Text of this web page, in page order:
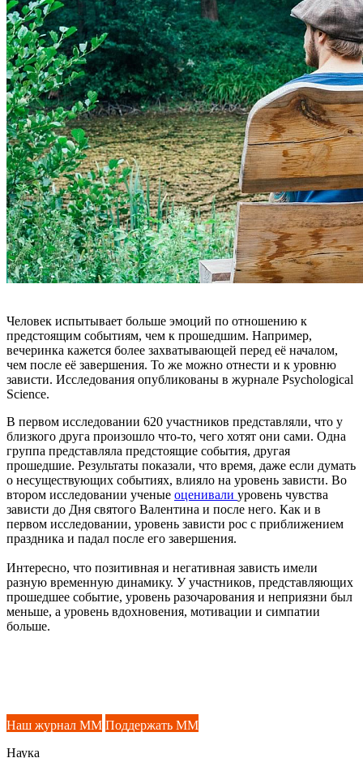
Человек испытывает больше эмоций по отношению к
предстоящим событиям, чем к прошедшим. Например,
вечеринка кажется более захватывающей перед её началом,
чем после её завершения. То же можно отнести и к уровню
зависти. Исследования опубликованы в журнале Psychological
Science.
В первом исследовании 620 участников представляли, что у
близкого друга произошло что-то, чего хотят они сами. Одна
группа представляла предстоящие события, другая
прошедшие. Результаты показали, что время, даже если думать
о несуществующих событиях, влияло на уровень зависти. Во
втором исследовании ученые оценивали уровень чувства
зависти до Дня святого Валентина и после него. Как и в
первом исследовании, уровень зависти рос с приближением
праздника и падал после его завершения.
Интересно, что позитивная и негативная зависть имели
разную временную динамику. У участников, представляющих
прошедшее событие, уровень разочарования и неприязни был
меньше, а уровень вдохновения, мотивации и симпатии
больше.
Наш журнал ММ Поддержать ММ
Наука